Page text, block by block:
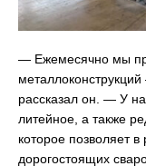
— Ежемесячно мы
рассказал он. — У
литейное, а также
которое позволяет
дорогостоящих